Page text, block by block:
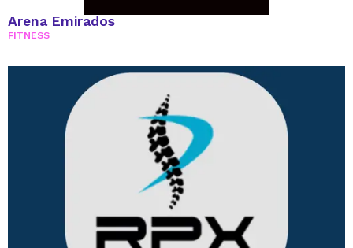
Arena Emirados
FITNESS